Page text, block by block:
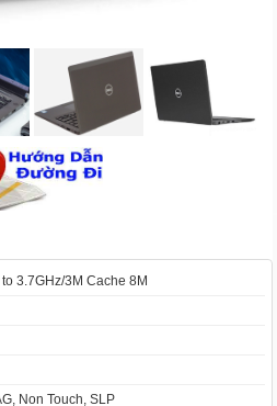
3.7GHz/3M Cache 8M
Non Touch, SLP